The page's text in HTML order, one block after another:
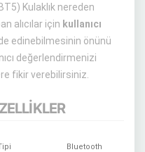
Kulaklık nereden
alıcılar için kullanıcı
edinebilmesinin önünü
değerlendirmenizi
fikir verebilirsiniz.
Bluetooth